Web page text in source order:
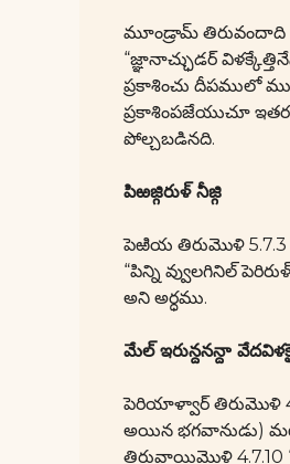
మూండ్రామ్ తిరువందాది
“జ్ఞానాచ్ఛుడర్
ప్రకాశించు దీపములో
ప్రకాశింపజేయుచూ
పోల్చబడినది.
పిఱజ్గిరుళ్ నీజ్గి
పెఱియ తిరుమొళి 5.7.3
“పిన్ని వ్వులగినిల్
అని అర్ధము.
మేల్ ఇరున్దనన్దా
పెరియాళ్వార్ తిరుమొళి
అయిన భగవానుడు)
తిరువాయిమొళి 4.7.10